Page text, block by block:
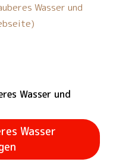
Wasser und
Wasser und
Wasser